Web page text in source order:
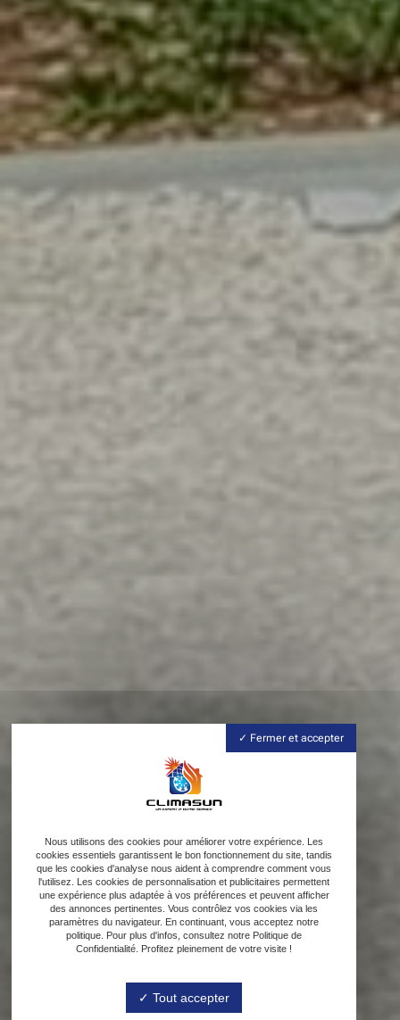
Fermer et accepter
Nous utilisons des cookies pour améliorer votre expérience. Les
cookies essentiels garantissent le bon fonctionnement du site, tandis
que les cookies d'analyse nous aident à comprendre comment vous
l'utilisez. Les cookies de personnalisation et publicitaires permettent
une expérience plus adaptée à vos préférences et peuvent afficher
des annonces pertinentes. Vous contrôlez vos cookies via les
paramètres du navigateur. En continuant, vous acceptez notre
politique. Pour plus d'infos, consultez notre Politique de
Confidentialité. Profitez pleinement de votre visite !
Tout accepter